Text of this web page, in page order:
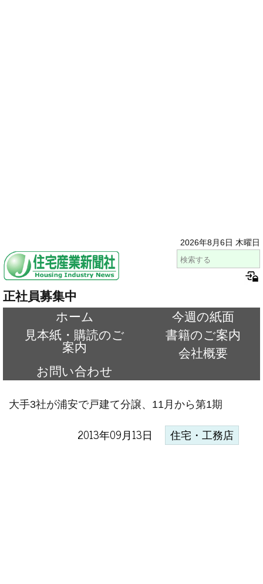
2026年8月6日 木曜日
正社員募集中
ホーム
今週の紙面
見本紙・購読のご
案内
書籍のご案内
会社概要
お問い合わせ
大手3社が浦安で戸建て分譲、11月から第1期
2013年09月13日 住宅・工務店